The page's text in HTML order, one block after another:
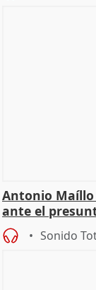
Antonio Maíllo
ante el
Sonido